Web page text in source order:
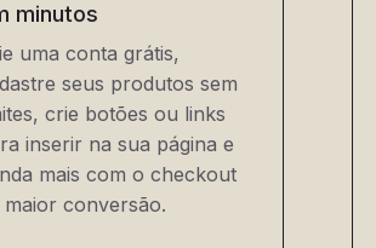
minutos
uma conta grátis,
seus produtos sem
crie botões ou links
inserir na sua página e
mais com o checkout
maior conversão.